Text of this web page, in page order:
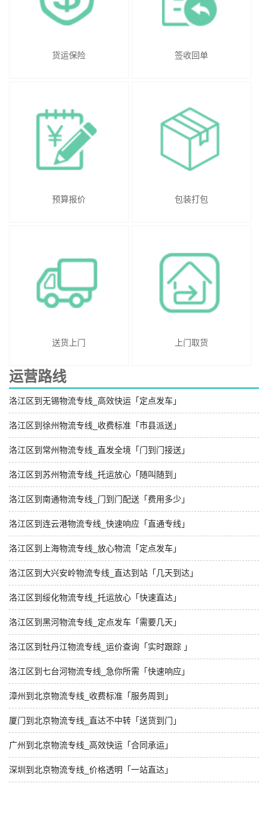
货运保险 签收回单
预算报价 包装打包
送货上门 上门取货
运营路线
洛江区到无锡物流专线_高效快运「定点发车」
洛江区到徐州物流专线_收费标准「市县派送」
洛江区到常州物流专线_直发全境「门到门接送」
洛江区到苏州物流专线_托运放心「随叫随到」
洛江区到南通物流专线_门到门配送「费用多少」
洛江区到连云港物流专线_快速响应「直通专线」
洛江区到上海物流专线_放心物流「定点发车」
洛江区到大兴安岭物流专线_直达到站「几天到达」
洛江区到绥化物流专线_托运放心「快速直达」
洛江区到黑河物流专线_定点发车「需要几天」
洛江区到牡丹江物流专线_运价查询「实时跟踪 」
洛江区到七台河物流专线_急你所需「快速响应」
漳州到北京物流专线_收费标准「服务周到」
厦门到北京物流专线_直达不中转「送货到门」
广州到北京物流专线_高效快运「合同承运」
深圳到北京物流专线_价格透明「一站直达」